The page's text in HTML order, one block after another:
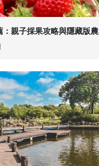
：親子採果攻略與隱藏版